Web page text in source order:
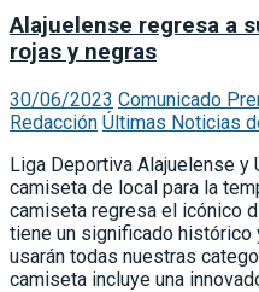
Alajuelense regresa a
rojas y negras
30/06/2023 Comunicado
Redacción Últimas Noticias
Liga Deportiva Alajuelense y
camiseta de local para la
camiseta regresa el icónico
tiene un significado
usarán todas nuestras
camiseta incluye una